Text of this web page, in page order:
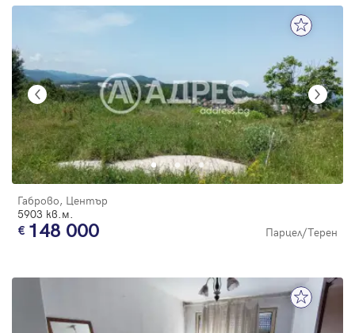
Габрово, Център
5903 кв.м.
148 000 Парцел/Терен